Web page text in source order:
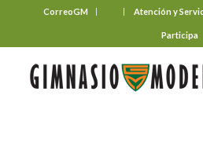
CorreoGM Atención y
Participa